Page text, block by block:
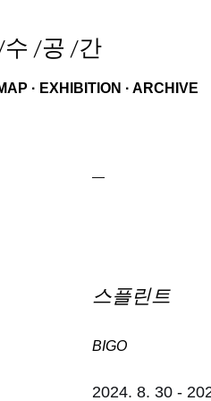
/공 /간
EXHIBITION ARCHIVE
스플린트
BIGO
2024. 8. 30 -